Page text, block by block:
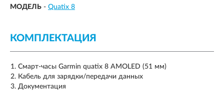
МОДЕЛЬ - Quatix 8
КОМПЛЕКТАЦИЯ
Смарт-часы Garmin quatix 8 AMOLED (51 мм)
Кабель для зарядки/передачи данных
Документация